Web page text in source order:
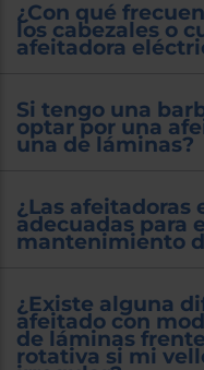
¿Con qué
los cabezales o
afeitadora
Si tengo una
optar por una
una de láminas?
¿Las afeitadoras
adecuadas para
mantenimiento
¿Existe alguna
afeitado con
de láminas
rotativa si mi